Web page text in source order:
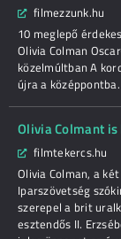
filmezzunk.hu
10 meglepő
Olivia Colman
közelmúltban A
újra a
Olivia Colmant
filmtekercs.hu
Olivia Colman, a
Iparszövetség
szerepel a brit
esztendős II.